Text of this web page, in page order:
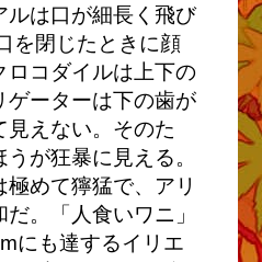
ルは口が細長く飛び
を閉じたときに顔
ロコダイルは上下の
ゲーターは下の歯が
見えない。そのた
が狂暴に見える。
めて獰猛で、アリ
。「人食いワニ」
にも達するイリエ